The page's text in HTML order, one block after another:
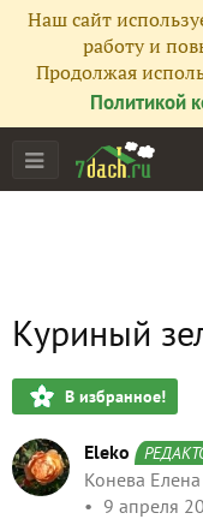
Наш сайт
работу и
Продолжая
Политикой
Куриный
В избранное!
Eleko
Конева Елена
9 апреля